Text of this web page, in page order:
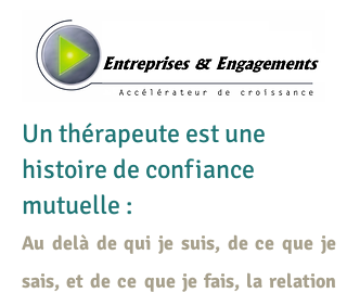
Un thérapeute est une
histoire de confiance
mutuelle :
Au delà de qui je suis, de ce que je
sais, et de ce que je fais, la relation